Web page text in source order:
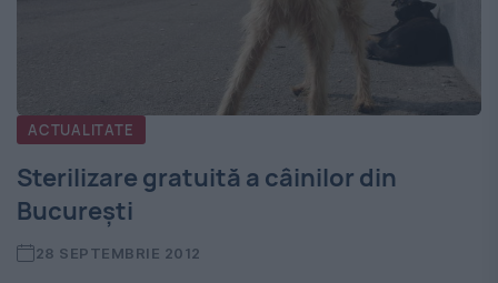
ACTUALITATE
Sterilizare gratuită a câinilor din
Bucureşti
28 SEPTEMBRIE 2012